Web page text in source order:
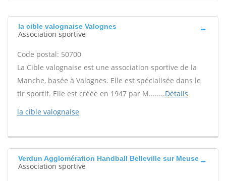
la cible valognaise Valognes
Association sportive
Code postal: 50700
La Cible valognaise est une association sportive de la
Manche, basée à Valognes. Elle est spécialisée dans le
tir sportif. Elle est créée en 1947 par M........Détails
la cible valognaise
Verdun Agglomération Handball Belleville sur Meuse
Association sportive